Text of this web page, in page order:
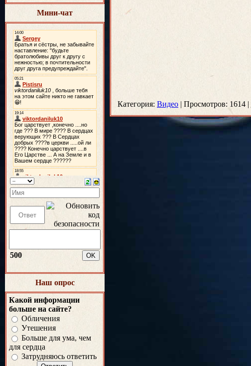
Мини-чат
500
Наш опрос
Какой информации
больше на сайте?
Обличения
Утешения
Больше для ума, чем
для сердца
Затрудняюсь ответить
Категория: Видео | Просмотров: 1614 |